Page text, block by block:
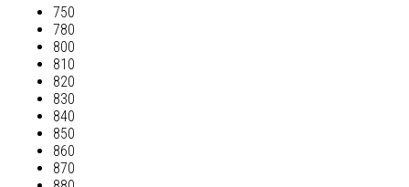
750
780
800
810
820
830
840
850
860
870